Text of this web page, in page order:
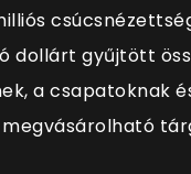
dollárt gyűjtött
a csapatoknak